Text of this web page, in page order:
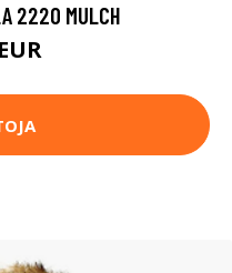
2220 MULCH